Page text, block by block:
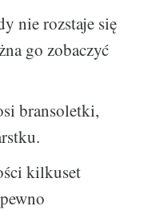
nie rozstaje się
go zobaczyć
bransoletki,
kilkuset